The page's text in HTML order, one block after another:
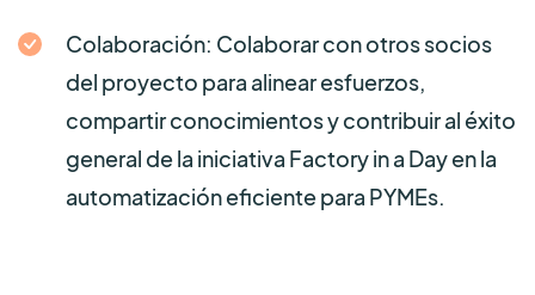
Colaboración: Colaborar con otros socios
del proyecto para alinear esfuerzos,
compartir conocimientos y contribuir al éxito
general de la iniciativa Factory in a Day en la
automatización eficiente para PYMEs.